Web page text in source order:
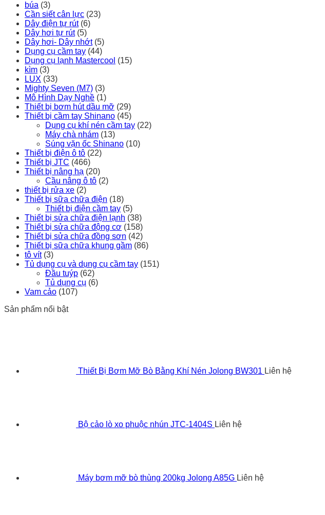
búa (3)
Cần siết cân lực (23)
Dây điện tự rút (6)
Dây hơi tự rút (5)
Dây hơi- Dây nhớt (5)
Dụng cụ cầm tay (44)
Dụng cụ lạnh Mastercool (15)
kìm (3)
LUX (33)
Mighty Seven (M7) (3)
Mô Hình Dạy Nghề (1)
Thiết bị bơm hút dầu mỡ (29)
Thiết bị cầm tay Shinano (45)
Dụng cụ khí nén cầm tay (22)
Máy chà nhám (13)
Súng vặn ốc Shinano (10)
Thiết bị điện ô tô (22)
Thiết bị JTC (466)
Thiết bị nâng hạ (20)
Cầu nâng ô tô (2)
thiết bị rửa xe (2)
Thiết bị sữa chữa điện (18)
Thiết bị điện cầm tay (5)
Thiết bị sửa chữa điện lạnh (38)
Thiết bị sửa chữa động cơ (158)
Thiết bị sửa chữa đồng sơn (42)
Thiết bị sữa chữa khung gầm (86)
tô vít (3)
Tủ dụng cụ và dụng cụ cầm tay (151)
Đầu tuýp (62)
Tủ dụng cụ (6)
Vam cảo (107)
Sản phẩm nổi bật
Thiết Bị Bơm Mỡ Bò Bằng Khí Nén Jolong BW301 Liên hệ
Bộ cảo lò xo phuộc nhún JTC-1404S Liên hệ
Máy bơm mỡ bò thùng 200kg Jolong A85G Liên hệ